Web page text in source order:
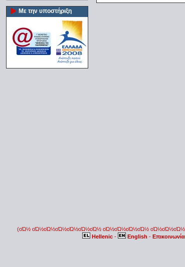
Με την υποστήριξη
(οΏ½ οΏ½οΏ½οΏ½οΏ½οΏ½οΏ½ οΏ½οΏ½οΏ½οΏ½
Hellenic - English - Επικοινωνία